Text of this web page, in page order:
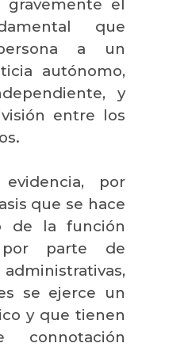
el
que
a un
autónomo,
y
entre los
por
que se hace
de la función
por parte de
se ejerce un
y que tienen
connotación